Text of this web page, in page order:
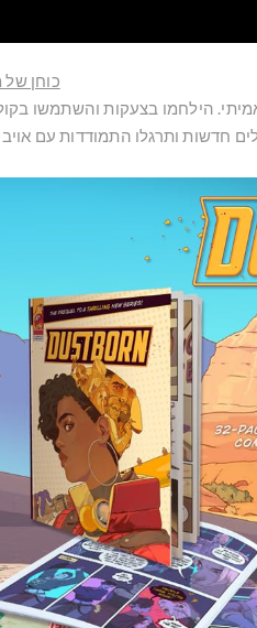
כוחן של
הילחמו בצעקות והשתמשו
חדשות ותרגלו התמודדות עם